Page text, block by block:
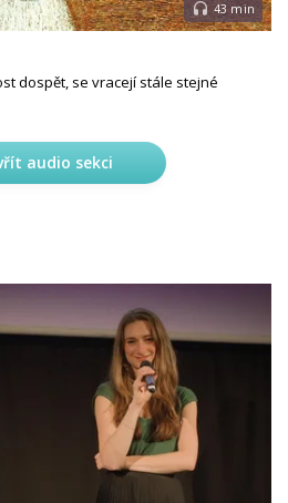
43 min
dospět, se vracejí stále stejné
audio sekci